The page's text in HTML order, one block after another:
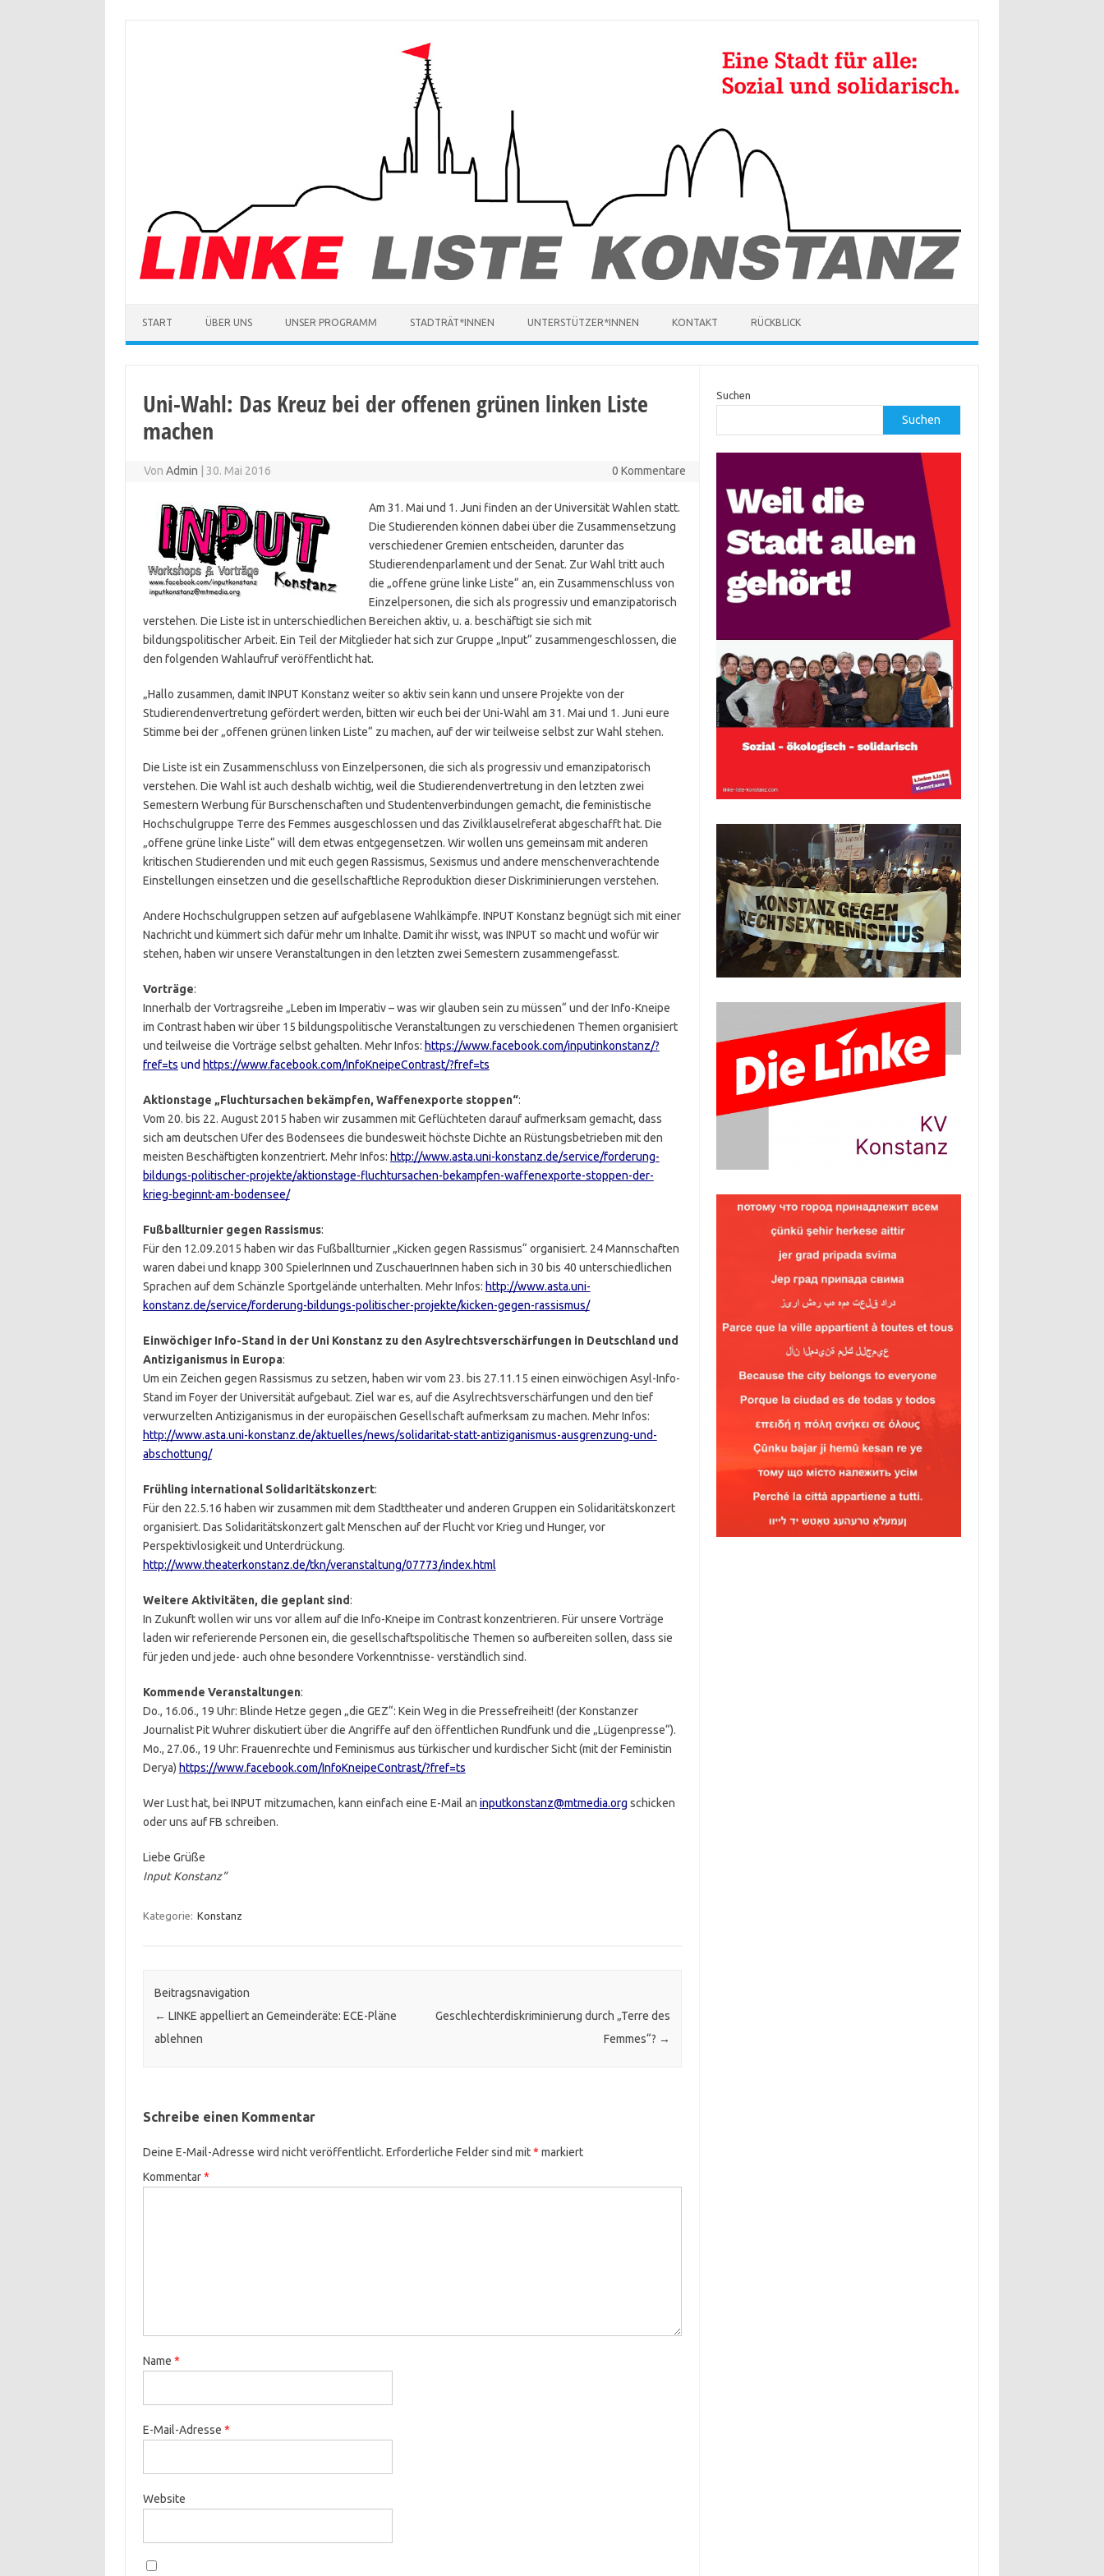
START ÜBER UNS UNSER PROGRAMM STADTRÄT*INNEN UNTERSTÜTZER*INNEN KONTAKT RÜCKBLICK
Uni-Wahl: Das Kreuz bei der offenen grünen linken Liste
machen
VonAdmin 30. Mai 2016 0 Kommentare
Am 31. Mai und 1. Juni finden an der Universität Wahlen statt.
Die Studierenden können dabei über die Zusammensetzung
verschiedener Gremien entscheiden, darunter das
Studierendenparlament und der Senat. Zur Wahl tritt auch
die „offene grüne linke Liste“ an, ein Zusammenschluss von
Einzelpersonen, die sich als progressiv und emanzipatorisch
verstehen. Die Liste ist in unterschiedlichen Bereichen aktiv, u. a. beschäftigt sie sich mit
bildungspolitischer Arbeit. Ein Teil der Mitglieder hat sich zur Gruppe „Input“ zusammengeschlossen, die
den folgenden Wahlaufruf veröffentlicht hat.
„Hallo zusammen, damit INPUT Konstanz weiter so aktiv sein kann und unsere Projekte von der
Studierendenvertretung gefördert werden, bitten wir euch bei der Uni-Wahl am 31. Mai und 1. Juni eure
Stimme bei der „offenen grünen linken Liste“ zu machen, auf der wir teilweise selbst zur Wahl stehen.
Die Liste ist ein Zusammenschluss von Einzelpersonen, die sich als progressiv und emanzipatorisch
verstehen. Die Wahl ist auch deshalb wichtig, weil die Studierendenvertretung in den letzten zwei
Semestern Werbung für Burschenschaften und Studentenverbindungen gemacht, die feministische
Hochschulgruppe Terre des Femmes ausgeschlossen und das Zivilklauselreferat abgeschafft hat. Die
„offene grüne linke Liste“ will dem etwas entgegensetzen. Wir wollen uns gemeinsam mit anderen
kritischen Studierenden und mit euch gegen Rassismus, Sexismus und andere menschenverachtende
Einstellungen einsetzen und die gesellschaftliche Reproduktion dieser Diskriminierungen verstehen.
Andere Hochschulgruppen setzen auf aufgeblasene Wahlkämpfe. INPUT Konstanz begnügt sich mit einer
Nachricht und kümmert sich dafür mehr um Inhalte. Damit ihr wisst, was INPUT so macht und wofür wir
stehen, haben wir unsere Veranstaltungen in den letzten zwei Semestern zusammengefasst.
Vorträge:
Innerhalb der Vortragsreihe „Leben im Imperativ – was wir glauben sein zu müssen“ und der Info-Kneipe
im Contrast haben wir über 15 bildungspolitische Veranstaltungen zu verschiedenen Themen organisiert
und teilweise die Vorträge selbst gehalten. Mehr Infos: https://www.facebook.com/inputinkonstanz/?
fref=ts und https://www.facebook.com/InfoKneipeContrast/?fref=ts
Aktionstage „Fluchtursachen bekämpfen, Waffenexporte stoppen“:
Vom 20. bis 22. August 2015 haben wir zusammen mit Geflüchteten darauf aufmerksam gemacht, dass
sich am deutschen Ufer des Bodensees die bundesweit höchste Dichte an Rüstungsbetrieben mit den
meisten Beschäftigten konzentriert. Mehr Infos: http://www.asta.uni-konstanz.de/service/forderung-
bildungs-politischer-projekte/aktionstage-fluchtursachen-bekampfen-waffenexporte-stoppen-der-
krieg-beginnt-am-bodensee/
Fußballturnier gegen Rassismus:
Für den 12.09.2015 haben wir das Fußballturnier „Kicken gegen Rassismus“ organisiert. 24 Mannschaften
waren dabei und knapp 300 SpielerInnen und ZuschauerInnen haben sich in 30 bis 40 unterschiedlichen
Sprachen auf dem Schänzle Sportgelände unterhalten. Mehr Infos: http://www.asta.uni-
konstanz.de/service/forderung-bildungs-politischer-projekte/kicken-gegen-rassismus/
Einwöchiger Info-Stand in der Uni Konstanz zu den Asylrechtsverschärfungen in Deutschland und
Antiziganismus in Europa:
Um ein Zeichen gegen Rassismus zu setzen, haben wir vom 23. bis 27.11.15 einen einwöchigen Asyl-Info-
Stand im Foyer der Universität aufgebaut. Ziel war es, auf die Asylrechtsverschärfungen und den tief
verwurzelten Antiziganismus in der europäischen Gesellschaft aufmerksam zu machen. Mehr Infos:
http://www.asta.uni-konstanz.de/aktuelles/news/solidaritat-statt-antiziganismus-ausgrenzung-und-
abschottung/
Frühling international Solidaritätskonzert:
Für den 22.5.16 haben wir zusammen mit dem Stadttheater und anderen Gruppen ein Solidaritätskonzert
organisiert. Das Solidaritätskonzert galt Menschen auf der Flucht vor Krieg und Hunger, vor
Perspektivlosigkeit und Unterdrückung.
http://www.theaterkonstanz.de/tkn/veranstaltung/07773/index.html
Weitere Aktivitäten, die geplant sind:
In Zukunft wollen wir uns vor allem auf die Info-Kneipe im Contrast konzentrieren. Für unsere Vorträge
laden wir referierende Personen ein, die gesellschaftspolitische Themen so aufbereiten sollen, dass sie
für jeden und jede- auch ohne besondere Vorkenntnisse- verständlich sind.
Kommende Veranstaltungen:
Do., 16.06., 19 Uhr: Blinde Hetze gegen „die GEZ“: Kein Weg in die Pressefreiheit! (der Konstanzer
Journalist Pit Wuhrer diskutiert über die Angriffe auf den öffentlichen Rundfunk und die „Lügenpresse“).
Mo., 27.06., 19 Uhr: Frauenrechte und Feminismus aus türkischer und kurdischer Sicht (mit der Feministin
Derya) https://www.facebook.com/InfoKneipeContrast/?fref=ts
Wer Lust hat, bei INPUT mitzumachen, kann einfach eine E-Mail an inputkonstanz@mtmedia.org schicken
oder uns auf FB schreiben.
Liebe Grüße
Input Konstanz“
Kategorie: Konstanz
Beitragsnavigation
← LINKE appelliert an Gemeinderäte: ECE-Pläne
ablehnen
Geschlechterdiskriminierung durch „Terre des
Femmes“? →
Schreibe einen Kommentar
Deine E-Mail-Adresse wird nicht veröffentlicht. Erforderliche Felder sind mit* markiert
Kommentar*
Name *
E-Mail-Adresse *
Website
Suchen
Suchen